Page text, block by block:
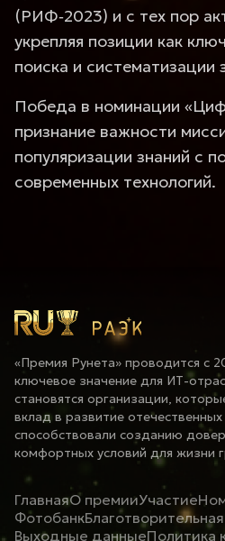
(РИФ‑2023) и с тех пор
укрепляя позиции как
поиска и систематизации
Победа в номинации
признание важности
популяризации знаний с
современных технологий.
«Премия Рунета» проводится с
ключевое значение для ИТ-
становятся организации,
вклад в развитие отечественных
способствовали созданию
комфортных условий для жизни
ГлавнаяО премииУчастие
Фотобанк
Выходные данныеПолитика